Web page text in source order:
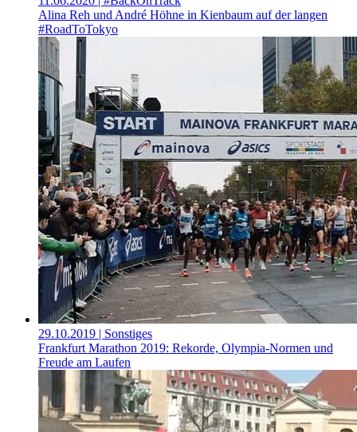
Alina Reh und André Höhne in Kienbaum auf der langen
#RoadToTokyo
29.10.2019 | Sonstiges
Frankfurt Marathon 2019: Rekorde, Olympia-Normen und
Freude am Laufen